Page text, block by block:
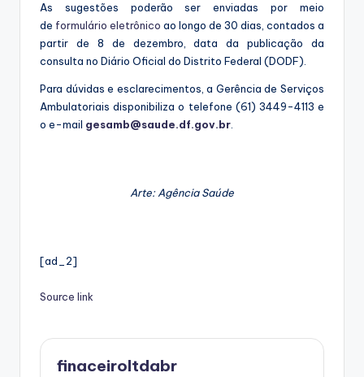
As sugestões poderão ser enviadas por meio
de formulário eletrônico ao longo de 30 dias, contados a
partir de 8 de dezembro, data da publicação da
consulta no Diário Oficial do Distrito Federal (DODF).
Para dúvidas e esclarecimentos, a Gerência de Serviços
Ambulatoriais disponibiliza o telefone (61) 3449-4113 e
o e-mail gesamb@saude.df.gov.br.
Arte: Agência Saúde
[ad_2]
Source link
finaceiroltdabr